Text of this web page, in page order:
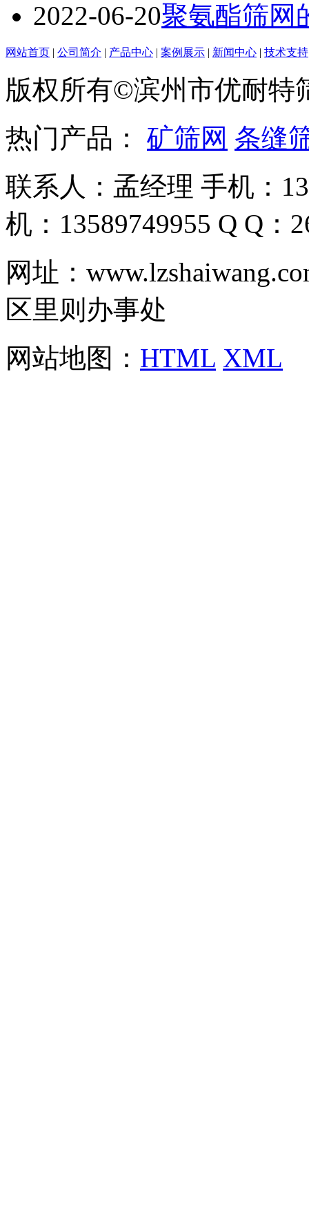
2022-06-20聚氨酯筛网
网站首页 | 公司简介 | 产品中心 | 案例展示 | 新闻中心 | 技术支持
版权所有©滨州市优耐特
热门产品： 矿筛网 条缝
联系人：孟经理 手机：
机：13589749955 Q Q：
网址：
区里则办事处
网站地图： HTML XML